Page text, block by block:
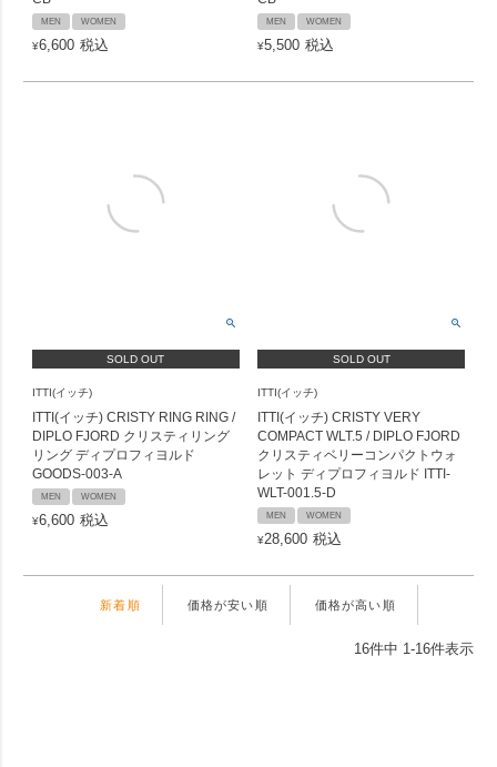
MEN WOMEN
¥6,600 税込
MEN WOMEN
¥5,500 税込
SOLD OUT
ITTI(イッチ)
ITTI(イッチ) CRISTY RING RING /
DIPLO FJORD クリスティリング
リング ディプロフィヨルド
GOODS-003-A
MEN WOMEN
¥6,600 税込
SOLD OUT
ITTI(イッチ)
ITTI(イッチ) CRISTY VERY
COMPACT WLT.5 / DIPLO FJORD
クリスティベリーコンパクトウォ
レット ディプロフィヨルド ITTI-
WLT-001.5-D
MEN WOMEN
¥28,600 税込
新着順 価格が安い順 価格が高い順
16件中 1-16件表示